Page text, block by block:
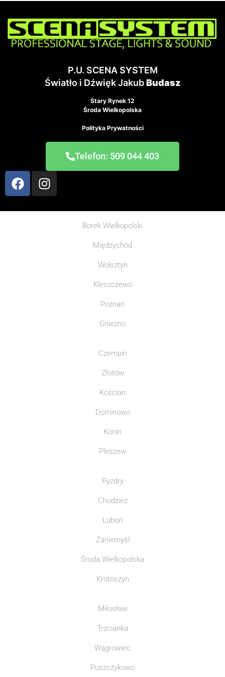
P.U. SCENA SYSTEM
Światło i Dźwięk JakubBudasz
Stary Rynek 12
Środa Wielkopolska
Polityka Prywatności
Telefon: 509 044 403
Borek Wielkopolski
Międzychód
Wolsztyn
Kleszczewo
Poznań
Gniezno
Czempiń
Złotów
Kościan
Dominowo
Konin
Pleszew
Pyzdry
Chodzież
Luboń
Zaniemyśl
Środa Wielkopolska
Krotoszyn
Miłosław
Trzcianka
Wągrowiec
Puszczykowo